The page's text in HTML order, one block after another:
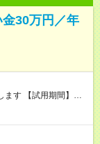
金30万円／年
間】試
態、給与は本採用時